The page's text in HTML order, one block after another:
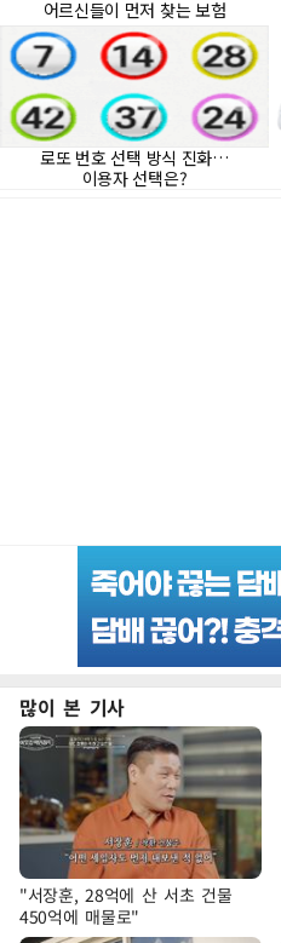
많이 본 기사
"서장훈, 28억에 산 서초 건물
450억에 매물로"